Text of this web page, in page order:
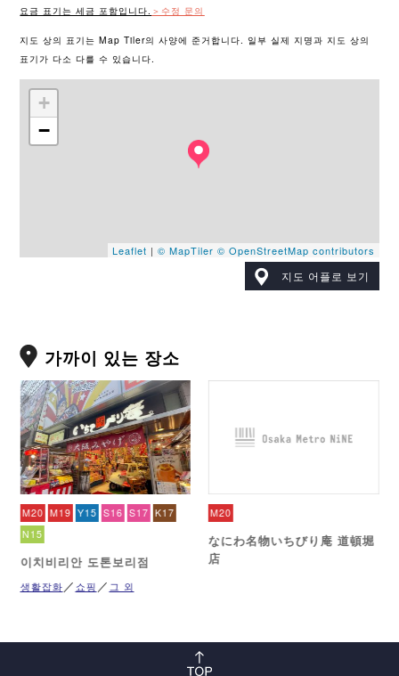
요금 표기는 세금 포함입니다. ＞수정 문의
지도 상의 표기는 Map Tiler의 사양에 준거합니다. 일부 실제 지명과 지도 상의
표기가 다소 다를 수 있습니다.
+
−
Leaflet | © MapTiler © OpenStreetMap contributors
지도 어플로 보기
가까이 있는 장소
M20 M19 Y15 S16 S17 K17
N15
이치비리안 도톤보리점
생활잡화 쇼핑 그 외
M20
なにわ名物いちびり庵 道頓堀
店